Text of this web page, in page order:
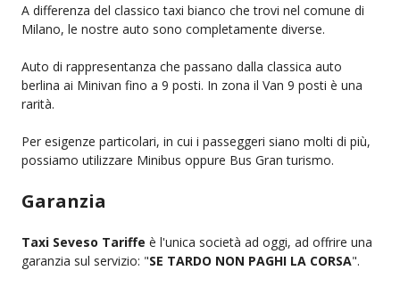
A differenza del classico taxi bianco che trovi nel comune di
Milano, le nostre auto sono completamente diverse.
Auto di rappresentanza che passano dalla classica auto
berlina ai Minivan fino a 9 posti. In zona il Van 9 posti è una
rarità.
Per esigenze particolari, in cui i passeggeri siano molti di più,
possiamo utilizzare Minibus oppure Bus Gran turismo.
Garanzia
Taxi Seveso Tariffe è l'unica società ad oggi, ad offrire una
garanzia sul servizio: "SE TARDO NON PAGHI LA CORSA".